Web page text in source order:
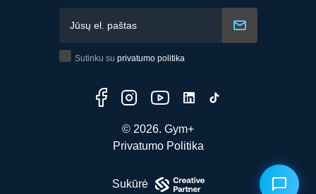
Sutinku su privatumo politika
© 2026. Gym+
Privatumo Politika
Sukūrė